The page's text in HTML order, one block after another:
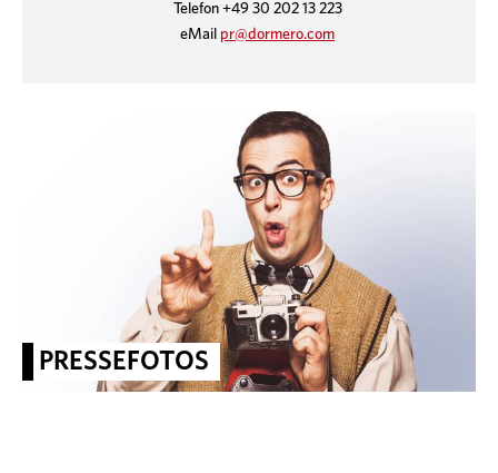
Telefon +49 30 202 13 223
eMail pr@dormero.com
PRESSEFOTOS